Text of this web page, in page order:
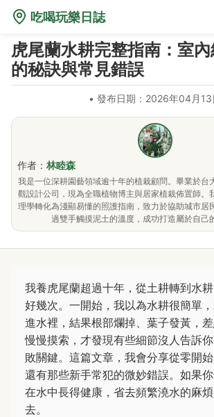
吃喝玩樂日誌
虎尾蘭水耕完整指南：室
的秘訣與常見錯誤
• 發布日期：2026年04月13
作者： 林睦森
我是一位深耕園藝領域逾十年的植栽顧問。畢業於台
觀設計公司，現為全職植物博主與居家植栽佈置師。
理學轉化為淺顯易懂的照護指南，致力於協助城市居
過雙手觸摸泥土的溫度，成功打造屬於自己
我養虎尾蘭超過十年，從土耕轉到水
好幾次。一開始，我以為水耕很簡單
進水裡，結果根部爛掉、葉子發黃，
慢慢摸索，才發現有些細節沒人告訴
敗關鍵。這篇文章，我會分享從零開始
還有那些新手常犯的微妙錯誤。如果
在水中長得健康，省去頻繁澆水的麻
去。